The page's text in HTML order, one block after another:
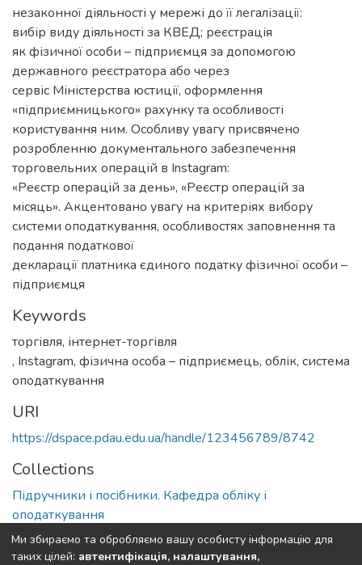
незаконної діяльності у мережі до її легалізації:
вибір виду діяльності за КВЕД; реєстрація
як фізичної особи – підприємця за допомогою
державного реєстратора або через
сервіс Міністерства юстиції, оформлення
«підприємницького» рахунку та особливості
користування ним. Особливу увагу присвячено
розробленню документального забезпечення
торговельних операцій в Instagram:
«Реєстр операцій за день», «Реєстр операцій за
місяць». Акцентовано увагу на критеріях вибору
системи оподаткування, особливостях заповнення та
подання податкової
декларації платника єдиного податку фізичної особи –
підприємця
Keywords
торгівля,
, Іnstagram, фізична особа – підприємець, облік, система
оподаткування
URI
https://dspace.pdau.edu.ua/handle/123456789/8742
Collections
Підручники і посібники. Кафедра обліку і
оподаткування
Full item page
Ми збираємо та обробляємо вашу особисту інформацію для
таких цілей: автентифікація, налаштування,